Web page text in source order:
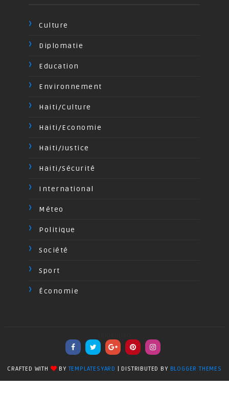
Culture
Diplomatie
Education
Environnement
Haiti/Culture
Haiti/Economie
Haiti/Justice
Haiti/Sécurité
International
Méteo
Politique
Société
Sport
Économie
CRAFTED WITH BYTEMPLATESYARD | DISTRIBUTED BY BLOGGER THEMES